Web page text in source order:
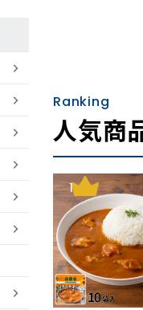
Ranking
人気商
1